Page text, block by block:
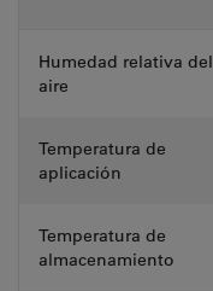
Humedad relativa del
aire
Temperatura de
aplicación
Temperatura de
almacenamiento